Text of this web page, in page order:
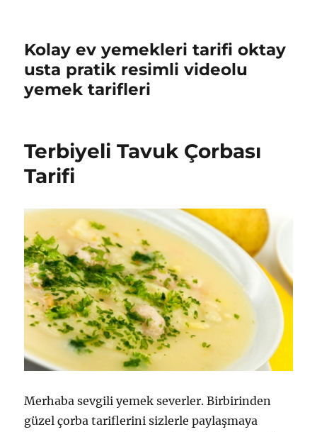
Kolay ev yemekleri tarifi oktay
usta pratik resimli videolu
yemek tarifleri
Terbiyeli Tavuk Çorbası
Tarifi
Merhaba sevgili yemek severler. Birbirinden
güzel çorba tariflerini sizlerle paylaşmaya